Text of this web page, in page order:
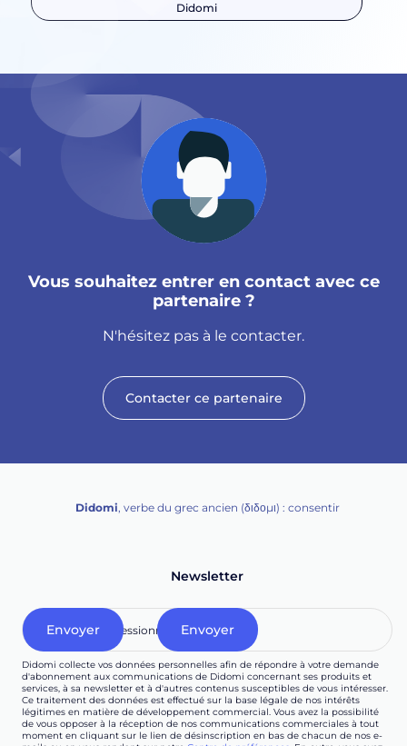
Didomi
Vous souhaitez entrer en contact avec ce
partenaire ?
N'hésitez pas à le contacter.
Contacter ce partenaire
Didomi, verbe du grec ancien (δ‌‌ιδο‌μι) : consentir
Newsletter
Didomi collecte vos données personnelles afin de répondre à votre demande
d'abonnement aux communications de Didomi concernant ses produits et
services, à sa newsletter et à d'autres contenus susceptibles de vous intéresser.
Ce traitement des données est effectué sur la base légale de nos intérêts
légitimes en matière de développement commercial. Vous avez la possibilité
de vous opposer à la réception de nos communications commerciales à tout
moment en cliquant sur le lien de désinscription en bas de chacun de nos e-